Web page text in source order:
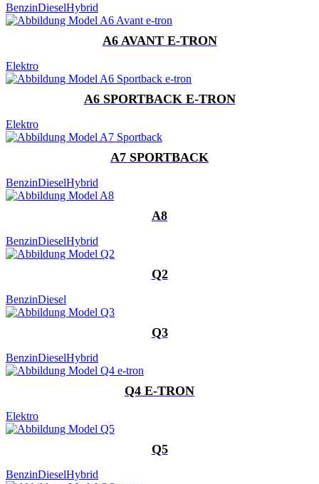
BenzinDieselHybrid
A6 AVANT E-TRON
Elektro
A6 SPORTBACK E-TRON
Elektro
A7 SPORTBACK
BenzinDieselHybrid
A8
BenzinDieselHybrid
Q2
BenzinDiesel
Q3
BenzinDieselHybrid
Q4 E-TRON
Elektro
Q5
BenzinDieselHybrid